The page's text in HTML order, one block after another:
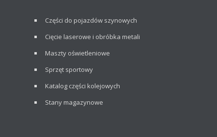
Części do pojazdów szynowych
Cięcie laserowe i obróbka metali
Maszty oświetleniowe
Sprzęt sportowy
Katalog części kolejowych
Stany magazynowe